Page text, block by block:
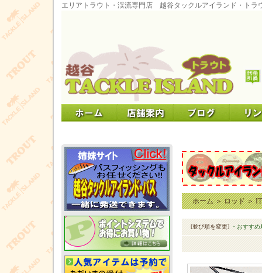
エリアトラウト・渓流専門店 越谷タックルアイランド・トラ
ホーム＞ロッド＞
[並び順を変更] ・おすすめ